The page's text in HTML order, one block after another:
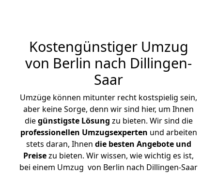
Kostengünstiger Umzug
von Berlin nach Dillingen-
Saar
Umzüge können mitunter recht kostspielig sein,
aber keine Sorge, denn wir sind hier, um Ihnen
diegünstigste Lösung zu bieten. Wir sind die
professionellen Umzugsexperten und arbeiten
stets daran, Ihnen die besten Angebote und
Preisezu bieten. Wir wissen, wie wichtig es ist,
bei einem Umzug von Berlin nach Dillingen-Saar